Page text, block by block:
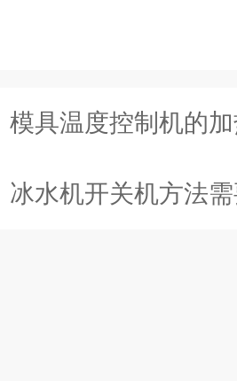
模具温度控制机的
冰水机开关机方法